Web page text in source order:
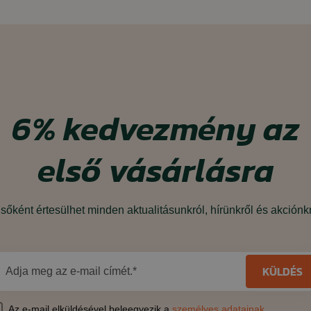
6%kedvezményaz
első vásárlásra
értesülhet minden aktualitásunkról, hírünkről és
Adja meg az e-mail címét.* KÜLDÉS